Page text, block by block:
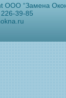
ООО “Замена
39-85